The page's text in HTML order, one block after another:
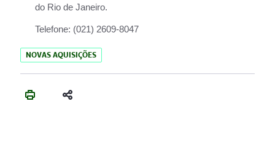
do Rio de Janeiro.
Telefone: (021) 2609-8047
NOVAS AQUISIÇÕES